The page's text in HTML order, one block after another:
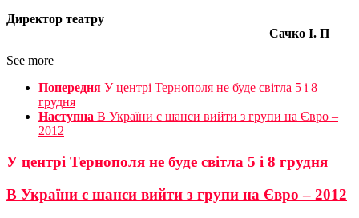
Директор театру
Сачко І. П
See more
Попередня У центрі Тернополя не буде світла 5 і 8
грудня
Наступна В України є шанси вийти з групи на Євро –
2012
У центрі Тернополя не буде світла 5 і 8 грудня
В України є шанси вийти з групи на Євро – 2012